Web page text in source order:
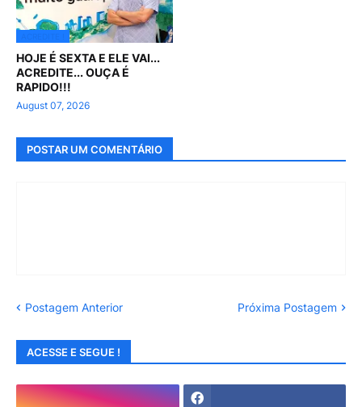
HOJE É SEXTA E ELE VAI...
ACREDITE... OUÇA É
RAPIDO!!!
August 07, 2026
POSTAR UM COMENTÁRIO
Postagem Anterior Próxima Postagem
ACESSE E SEGUE !